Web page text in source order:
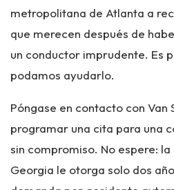
metropolitana de Atlanta a
que merecen después de
un conductor imprudente. Es
podamos ayudarlo.
Póngase en contacto con Van
programar una cita para una
sin compromiso. No espere:
Georgia le otorga solo dos